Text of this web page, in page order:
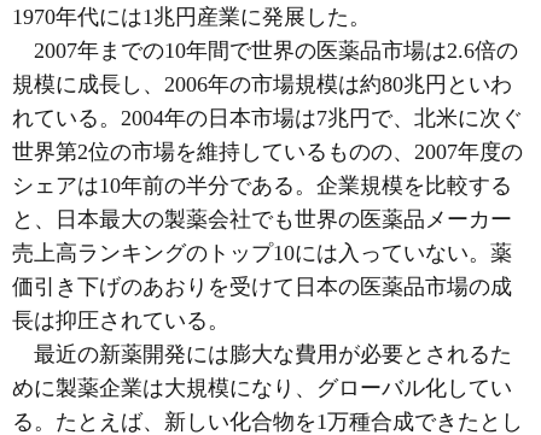
1970年代には1兆円産業に発展した。
2007年までの10年間で世界の医薬品市場は2.6倍の
規模に成長し、2006年の市場規模は約80兆円といわ
れている。2004年の日本市場は7兆円で、北米に次ぐ
世界第2位の市場を維持しているものの、2007年度の
シェアは10年前の半分である。企業規模を比較する
と、日本最大の製薬会社でも世界の医薬品メーカー
売上高ランキングのトップ10には入っていない。薬
価引き下げのあおりを受けて日本の医薬品市場の成
長は抑圧されている。
最近の新薬開発には膨大な費用が必要とされるた
めに製薬企業は大規模になり、グローバル化してい
る。たとえば、新しい化合物を1万種合成できたとし